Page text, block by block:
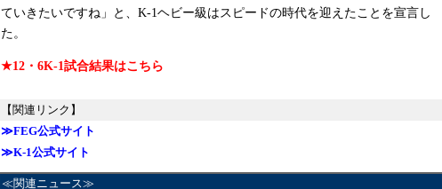
ていきたいですね」と、K-1ヘビー級はスピードの時代を迎えたことを宣言し
た。
★12・6K-1試合結果はこちら
【関連リンク】
≫FEG公式サイト
≫K-1公式サイト
≪関連ニュース≫